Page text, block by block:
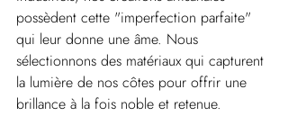
possèdent cette "imperfection parfaite"
qui leur donne une âme. Nous
sélectionnons des matériaux qui capturent
la lumière de nos côtes pour offrir une
brillance à la fois noble et retenue.